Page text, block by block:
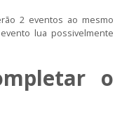
2 eventos ao mesmo
lua possivelmente
o